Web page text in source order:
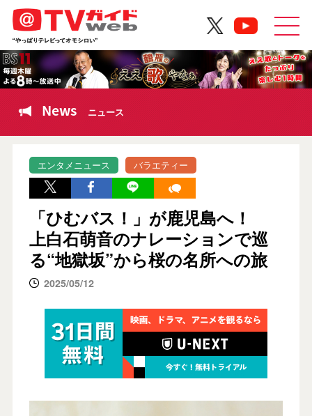
News ニュース
エンタメニュース バラエティー
「ひむバス！」が鹿児島へ！
上白石萌音のナレーションで巡
る“地獄坂”から桜の名所への旅
2025/05/12